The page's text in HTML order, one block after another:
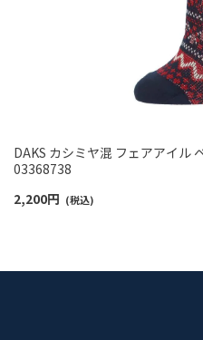
DAKS カシミヤ混 フェアアイル
03368738
2,200円 (税込)